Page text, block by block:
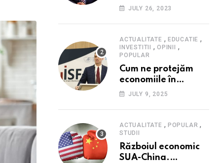
Email
în 2023: randament
și plăți la maxim
istoric, rol esențial în
cadrul ofertei
Hidroelectrica,
reziliența la crize
JULY 26, 2023
ACTUALITATE , EDUCATIE ,
INVESTITII , OPINII ,
POPULAR
Cum ne protejăm
economiile în
contextul crizei
Valentin Ionescu,
președinte Institutul
de Studii Financiare
(ISF)
JULY 9, 2025
ACTUALITATE , POPULAR ,
STUDII
Războiul economic
SUA-China.